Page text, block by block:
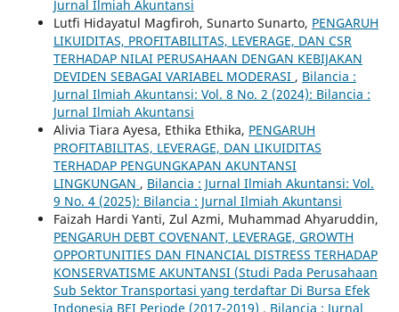
Jurnal Ilmiah Akuntansi
Lutfi Hidayatul Magfiroh, Sunarto Sunarto, PENGARUH
LIKUIDITAS, PROFITABILITAS, LEVERAGE, DAN CSR
TERHADAP NILAI PERUSAHAAN DENGAN KEBIJAKAN
DEVIDEN SEBAGAI VARIABEL MODERASI , Bilancia :
Jurnal Ilmiah Akuntansi: Vol. 8 No. 2 (2024): Bilancia :
Jurnal Ilmiah Akuntansi
Alivia Tiara Ayesa, Ethika Ethika, PENGARUH
PROFITABILITAS, LEVERAGE, DAN LIKUIDITAS
TERHADAP PENGUNGKAPAN AKUNTANSI
LINGKUNGAN , Bilancia : Jurnal Ilmiah Akuntansi: Vol.
9 No. 4 (2025): Bilancia : Jurnal Ilmiah Akuntansi
Faizah Hardi Yanti, Zul Azmi, Muhammad Ahyaruddin,
PENGARUH DEBT COVENANT, LEVERAGE, GROWTH
OPPORTUNITIES DAN FINANCIAL DISTRESS TERHADAP
KONSERVATISME AKUNTANSI (Studi Pada Perusahaan
Sub Sektor Transportasi yang terdaftar Di Bursa Efek
Indonesia BEI Periode (2017-2019) , Bilancia : Jurnal